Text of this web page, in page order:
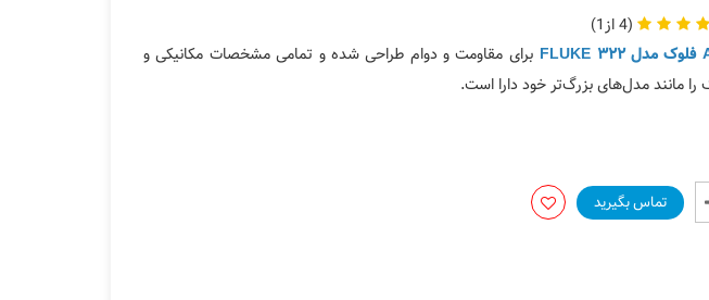
4
1
برای مقاومت و دوام طراحی شده و تمامی مشخصات مکانیکی و
مانند مدل‌های بزرگ‌تر خود دارا است.
تماس بگیرید